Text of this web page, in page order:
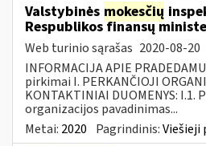
Valstybinės mokesčių
Respublikos finansų
Web turinio sąrašas 2020-08-20
INFORMACIJA APIE
pirkimai I. PERKANČIOJI
KONTAKTINIAI DUOMENYS: I.1.
organizacijos pavadinimas...
Metai: 2020 Pagrindinis:Viešieji